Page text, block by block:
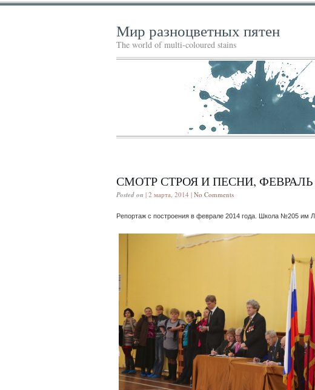
Мир разноцветных пятен
The world of multi-coloured stains
СМОТР СТРОЯ И ПЕСНИ, ФЕВРАЛЬ
Posted on | 2 марта, 2014 | No Comments
Репортаж с построения в феврале 2014 года. Школа №205 им